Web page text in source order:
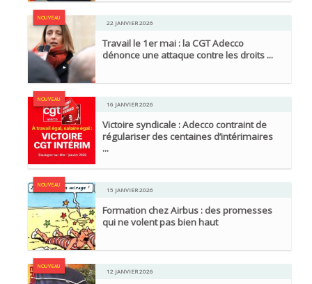
NOUVEAU
22 JANVIER 2026
Travail le 1er mai : la CGT Adecco
dénonce une attaque contre les droits ...
NOUVEAU
16 JANVIER 2026
Victoire syndicale : Adecco contraint de
régulariser des centaines d’intérimaires
...
NOUVEAU
15 JANVIER 2026
Formation chez Airbus : des promesses
qui ne volent pas bien haut
NOUVEAU
12 JANVIER 2026